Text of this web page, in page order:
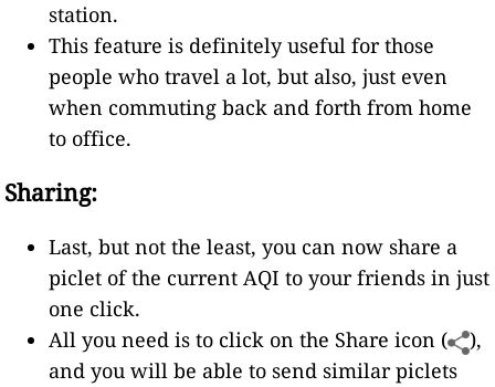
station.
This feature is definitely useful for those
people who travel a lot, but also, just even
when commuting back and forth from home
to office.
Sharing:
Last, but not the least, you can now share a
piclet of the current AQI to your friends in just
one click.
All you need is to click on the Share icon (
),
and you will be able to send similar piclets